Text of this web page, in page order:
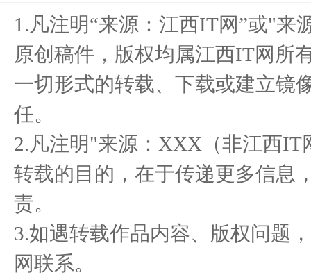
伟创助
国际宣
1.凡注明“来源：江西IT网”或"
原创稿件，版权均属江西IT网所
一切形式的转载、下载或建立镜
任。
2.凡注明"来源：XXX（非江西
转载的目的，在于传递更多信息
责。
3.如遇转载作品内容、版权问题
网联系。